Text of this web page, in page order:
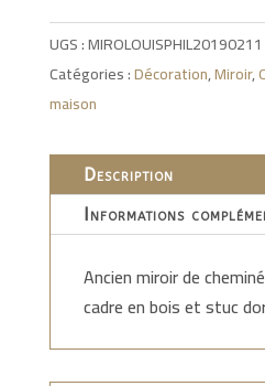
UGS :MIROLOUISPHIL20190211
Catégories :Décoration,Miroir,
maison
Description
Informations
Ancien miroir de
cadre en bois et stuc